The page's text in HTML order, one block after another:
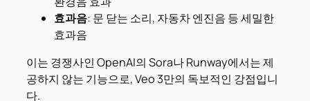
효과음: 문 닫는 소리, 자동차 엔진음 등 세밀한
효과음
이는 경쟁사인 OpenAI의 Sora나 Runway에서는 제
공하지 않는 기능으로, Veo 3만의 독보적인 강점입니
다.